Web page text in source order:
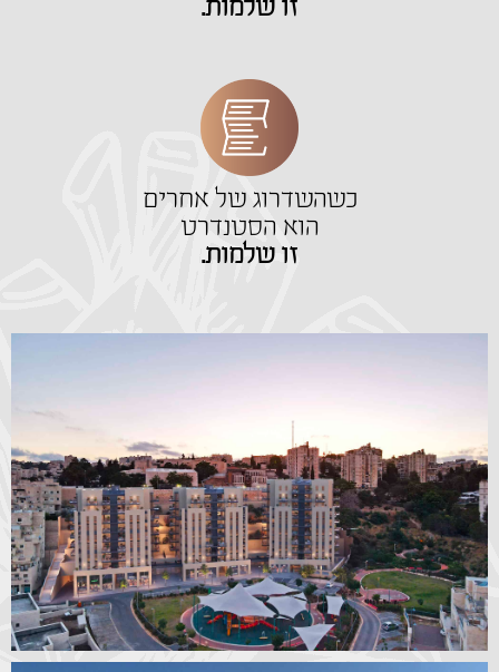
זו שלמות.
כשהשדרוג של אחרים
הוא הסטנדרט
זו שלמות.